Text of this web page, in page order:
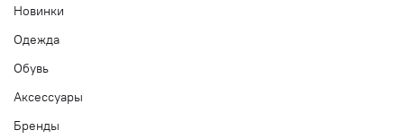
Новинки
Одежда
Обувь
Аксессуары
Бренды